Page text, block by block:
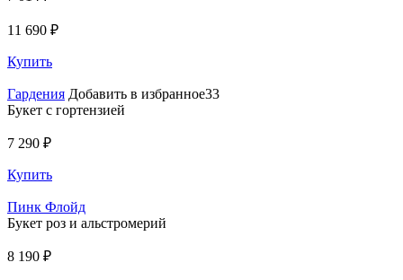
11 690 ₽
Купить
Гардения Добавить в избранное33
Букет с гортензией
7 290 ₽
Купить
Пинк Флойд
Букет роз и альстромерий
8 190 ₽